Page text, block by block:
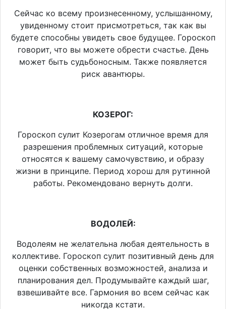
Сейчас ко всему произнесенному, услышанному,
увиденному стоит присмотреться, так как вы
будете способны увидеть свое будущее. Гороскоп
говорит, что вы можете обрести счастье. День
может быть судьбоносным. Также появляется
риск авантюры.
КОЗЕРОГ:
Гороскоп сулит Козерогам отличное время для
разрешения проблемных ситуаций, которые
относятся к вашему самочувствию, и образу
жизни в принципе. Период хорош для рутинной
работы. Рекомендовано вернуть долги.
ВОДОЛЕЙ:
Водолеям не желательна любая деятельность в
коллективе. Гороскоп сулит позитивный день для
оценки собственных возможностей, анализа и
планирования дел. Продумывайте каждый шаг,
взвешивайте все. Гармония во всем сейчас как
никогда кстати.